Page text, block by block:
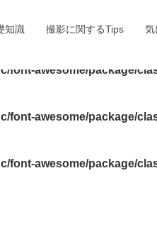
inc/font-awesome/
awesome/package/
awesome/package/
awesome/package/
知識 撮影に関するTips 気